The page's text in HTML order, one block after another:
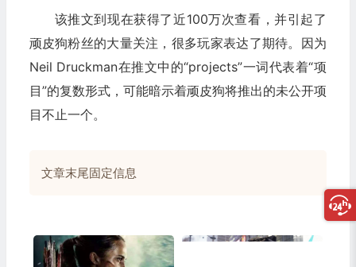
该推文到现在获得了近100万次查看，并引起了
顽皮狗粉丝的大量关注，很多玩家表达了期待。因为
Neil Druckman在推文中的“projects”一词代表着“项
目”的复数形式，可能暗示着顽皮狗将推出的未公开项
目不止一个。
文章末尾固定信息